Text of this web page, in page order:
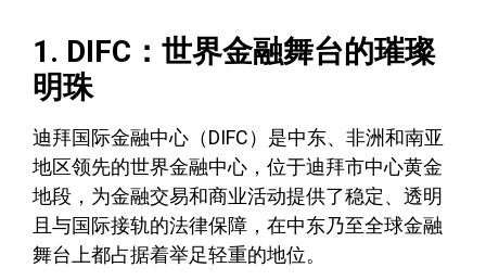
1. DIFC：世界金融舞台的璀璨
明珠
迪拜国际金融中心（DIFC）是中东、非洲和南亚
地区领先的世界金融中心，位于迪拜市中心黄金
地段，为金融交易和商业活动提供了稳定、透明
且与国际接轨的法律保障，在中东乃至全球金融
舞台上都占据着举足轻重的地位。